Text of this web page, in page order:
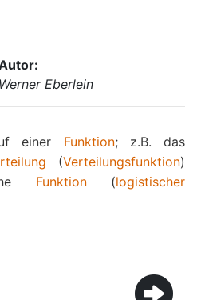
Werner Eberlein
einer Funktion; z.B. das
(Verteilungsfunktion)
Funktion(logistischer